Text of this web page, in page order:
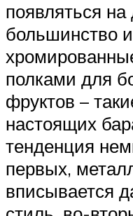
появляться
большинство
полками для
фруктов –
настоящих
тенденция
первых,
вписывается